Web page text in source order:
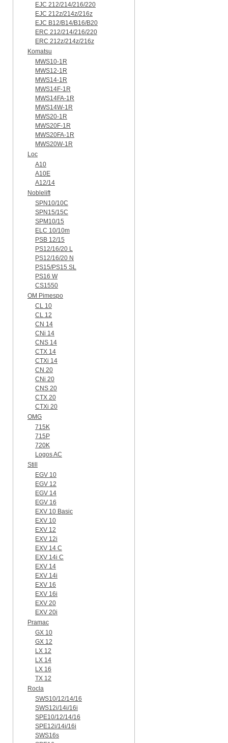
EJC 212/214/216/220
EJC 212z/214z/216z
EJC B12/B14/B16/B20
ERC 212/214/216/220
ERC 212z/214z/216z
Komatsu
MWS10-1R
MWS12-1R
MWS14-1R
MWS14F-1R
MWS14FA-1R
MWS14W-1R
MWS20-1R
MWS20F-1R
MWS20FA-1R
MWS20W-1R
Loc
A10
A10E
A12/14
Noblelift
SPN10/10C
SPN15/15C
SPM10/15
ELC 10/10m
PSB 12/15
PS12/16/20 L
PS12/16/20 N
PS15/PS15 SL
PS16 W
CS1550
OM Pimespo
CL 10
CL 12
CN 14
CNi 14
CNS 14
CTX 14
CTXi 14
CN 20
CNi 20
CNS 20
CTX 20
CTXi 20
OMG
715K
715P
720K
Logos AC
Still
EGV 10
EGV 12
EGV 14
EGV 16
EXV 10 Basic
EXV 10
EXV 12
EXV 12i
EXV 14 C
EXV 14i C
EXV 14
EXV 14i
EXV 16
EXV 16i
EXV 20
EXV 20i
Pramac
GX 10
GX 12
LX 12
LX 14
LX 16
TX 12
Rocla
SWS10/12/14/16
SWS12i/14i/16i
SPE10/12/14/16
SPE12i/14i/16i
SWS16s